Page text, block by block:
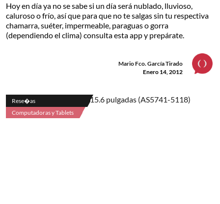
Hoy en día ya no se sabe si un día será nublado, lluvioso,
caluroso o frío, así que para que no te salgas sin tu respectiva
chamarra, suéter, impermeable, paraguas o gorra
(dependiendo el clima) consulta esta app y prepárate.
Mario Fco. García Tirado
Enero 14, 2012
Rese�as
Computadoras y Tablets